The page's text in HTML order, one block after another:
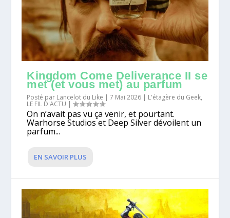
Kingdom Come Deliverance II se
met (et vous met) au parfum
Posté par Lancelot du Like |7 Mai 2026 | L'étagère du Geek,
LE FIL D'ACTU |
On n’avait pas vu ça venir, et pourtant.
Warhorse Studios et Deep Silver dévoilent un
parfum...
EN SAVOIR PLUS